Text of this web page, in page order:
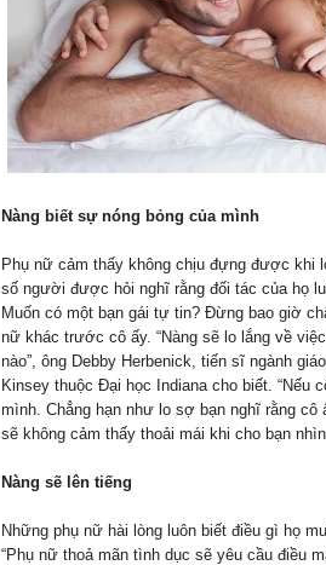
Nàng biết sự nóng bỏng của mình
Phụ nữ cảm thấy không chịu đựng được khi
số người được hỏi nghĩ rằng đối tác của họ
Muốn có một bạn gái tự tin? Đừng bao giờ
nữ khác trước cô ấy. “Nàng sẽ lo lắng về
nào”, ông Debby Herbenick, tiến sĩ ngành
Kinsey thuộc Đại học Indiana cho biết. “Nếu
mình. Chẳng hạn như lo sợ bạn nghĩ rằng
sẽ không cảm thấy thoải mái khi cho bạn
Nàng sẽ lên tiếng
Những phụ nữ hài lòng luôn biết điều gì họ
“Phụ nữ thoả mãn tình dục sẽ yêu cầu điều